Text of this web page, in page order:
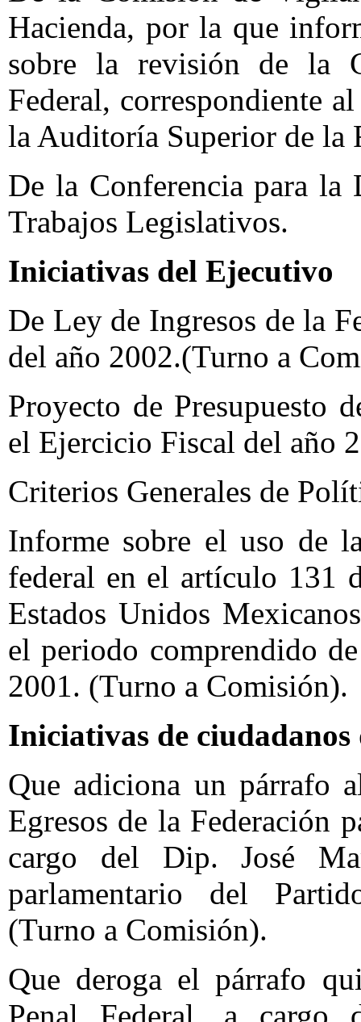
Hacienda, por la que
sobre la revisión de la
Federal, correspondiente
la Auditoría Superior de la
De la Conferencia para la
Trabajos Legislativos.
Iniciativas del Ejecutivo
De Ley de Ingresos de la
del año 2002.(Turno a
Proyecto de Presupuesto
el Ejercicio Fiscal del año
Criterios Generales de
Informe sobre el uso de
federal en el artículo 131
Estados Unidos
el periodo comprendido
2001. (Turno a Comisión).
Iniciativas de
Que adiciona un párrafo
Egresos de la Federación
cargo del Dip. José
parlamentario del
(Turno a Comisión).
Que deroga el párrafo